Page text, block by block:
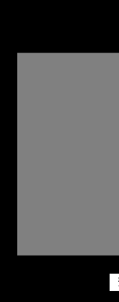
關於M+
探索世界